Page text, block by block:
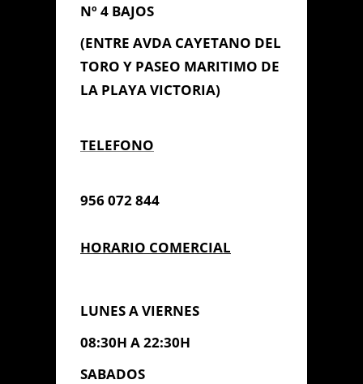
Nº 4 BAJOS
(ENTRE AVDA CAYETANO DEL
TORO Y PASEO MARITIMO DE
LA PLAYA VICTORIA)
TELEFONO
956 072 844
HORARIO COMERCIAL
LUNES A VIERNES
08:30H A 22:30H
SABADOS